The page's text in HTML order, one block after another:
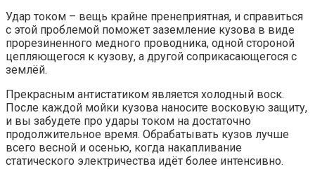
Удар током – вещь крайне пренеприятная, и справиться
с этой проблемой поможет заземление кузова в виде
прорезиненного медного проводника, одной стороной
цепляющегося к кузову, а другой соприкасающегося с
землёй.
Прекрасным антистатиком является холодный воск.
После каждой мойки кузова наносите восковую защиту,
и вы забудете про удары током на достаточно
продолжительное время. Обрабатывать кузов лучше
всего весной и осенью, когда накапливание
статического электричества идёт более интенсивно.